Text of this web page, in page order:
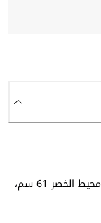
طول العارضة 178 سم، محيط الصدر 79 سم، محيط الخصر 61 سم،